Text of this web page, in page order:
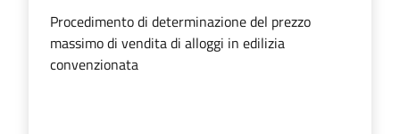
Procedimento di determinazione del prezzo
massimo di vendita di alloggi in edilizia
convenzionata